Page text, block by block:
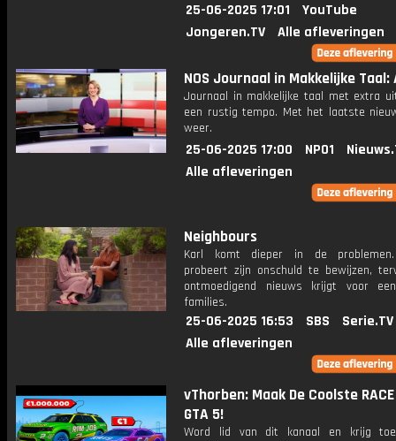
25-06-2025 17:01
YouTube
Jongeren.TV
Alle afleveringen
NOS Journaal in Makkelijke Taal:
Journaal in makkelijke taal met extra
een rustig tempo. Met het laatste
weer.
25-06-2025 17:00 NPO1
Alle afleveringen
Neighbours
Karl komt dieper in de
probeert zijn onschuld te bewijzen,
ontmoedigend nieuws krijgt voor
families.
25-06-2025 16:53 SBS
Serie.TV
Alle afleveringen
vThorben: Maak De Coolste
GTA 5!
Word lid van dit kanaal en krijg